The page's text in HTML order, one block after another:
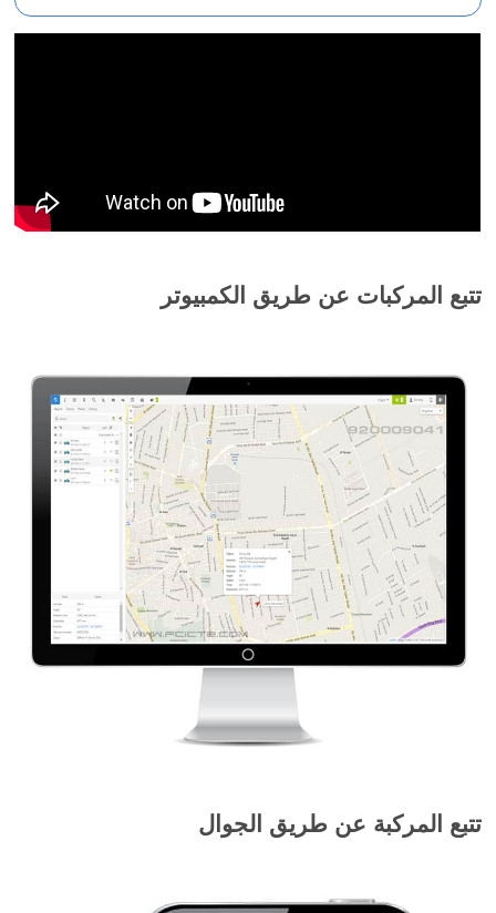
تتبع المركبات عن طريق الكمبيوتر
تتبع المركبة عن طريق الجوال